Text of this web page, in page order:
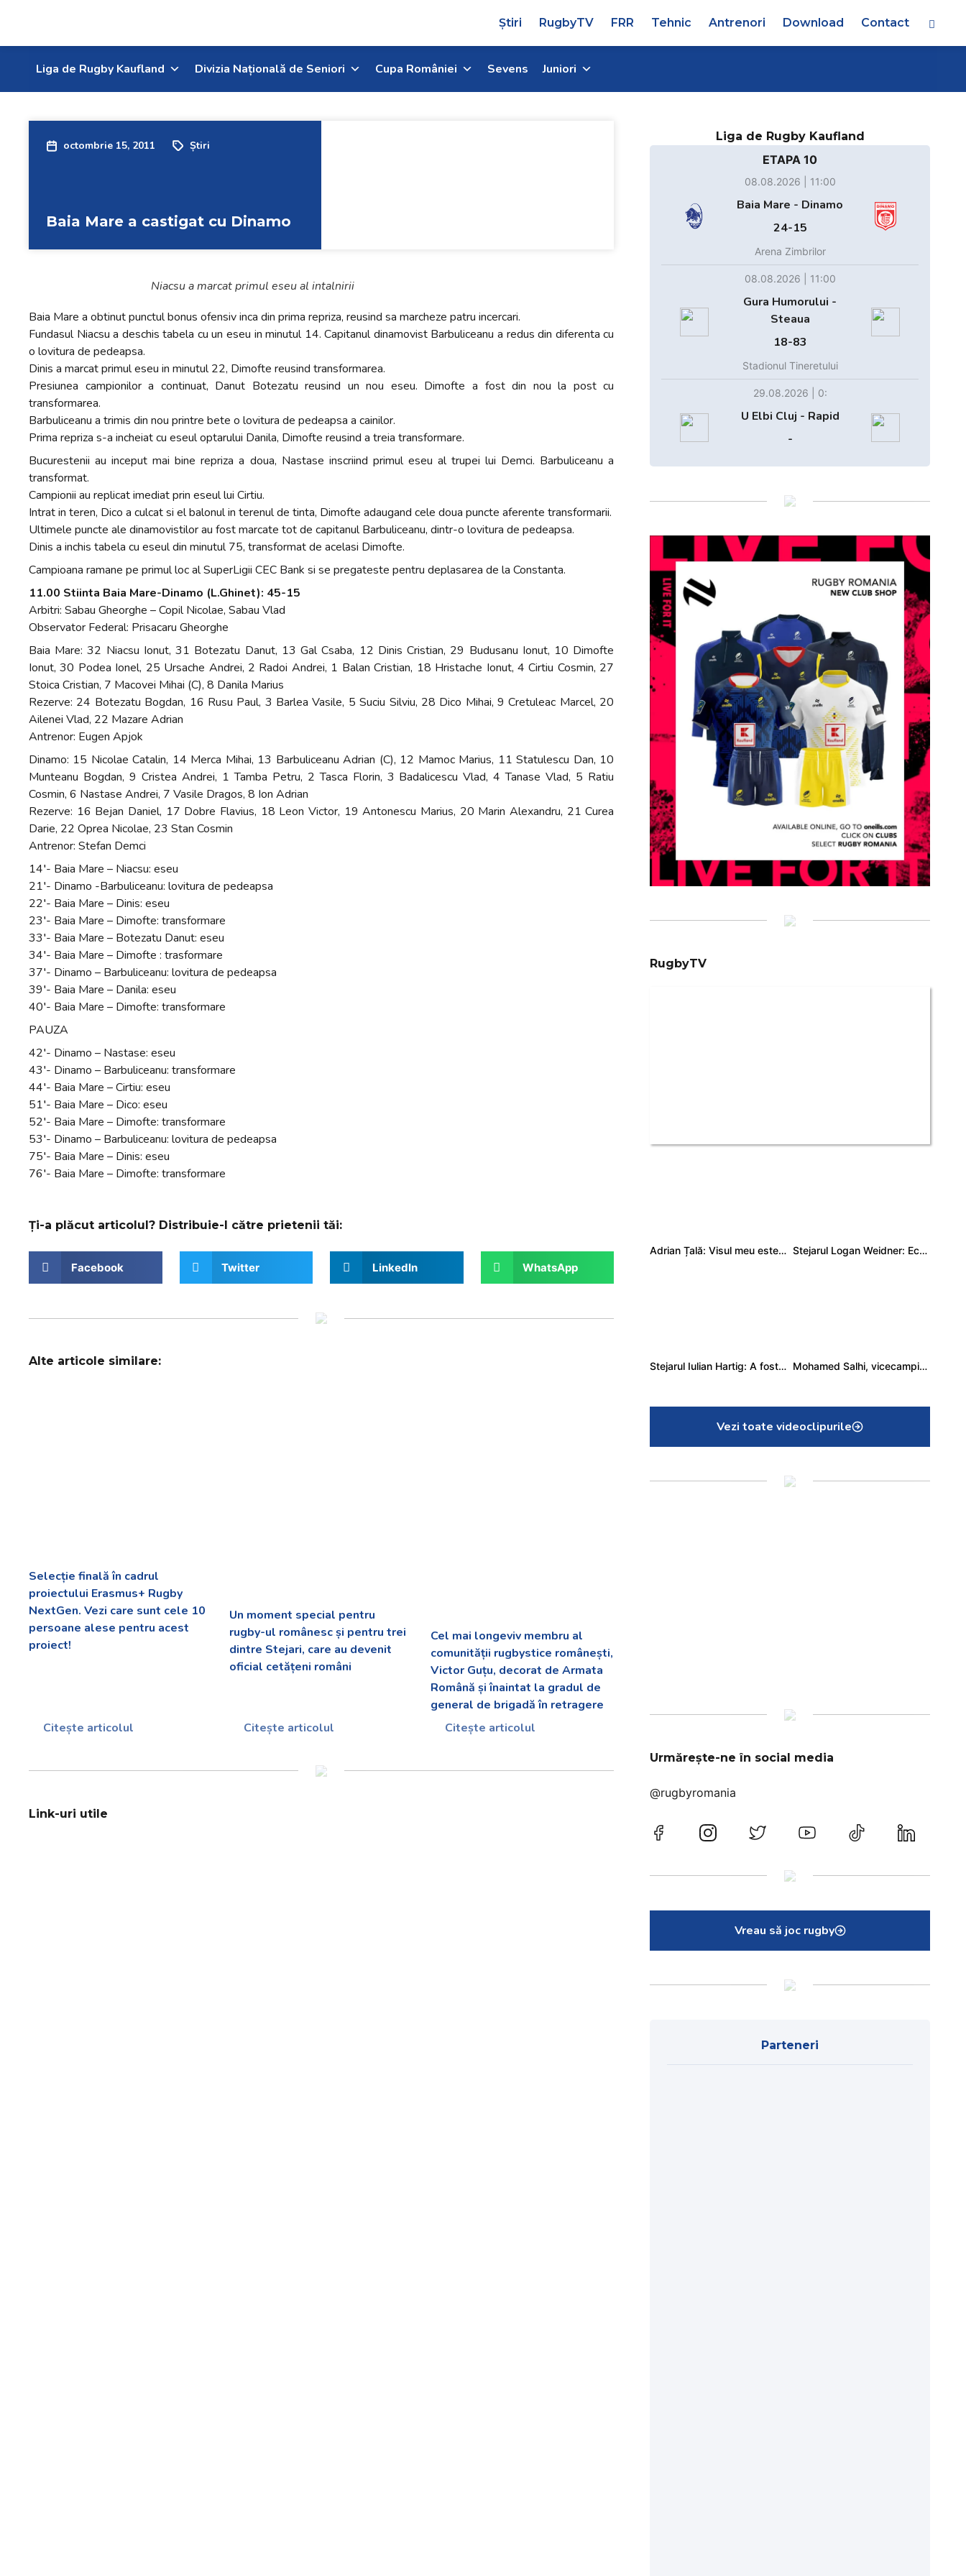
Știri RugbyTV FRR Tehnic Antrenori Download Contact
Liga de Rugby Kaufland Divizia Națională de Seniori Cupa României Sevens Juniori
octombrie 15, 2011 Știri
Baia Mare a castigat cu Dinamo
Niacsu a marcat primul eseu al intalnirii
Baia Mare a obtinut punctul bonus ofensiv inca din prima repriza, reusind sa marcheze patru incercari.
Fundasul Niacsu a deschis tabela cu un eseu in minutul 14. Capitanul dinamovist Barbuliceanu a redus din diferenta cu
o lovitura de pedeapsa.
Dinis a marcat primul eseu in minutul 22, Dimofte reusind transformarea.
Presiunea campionilor a continuat, Danut Botezatu reusind un nou eseu. Dimofte a fost din nou la post cu
transformarea.
Barbuliceanu a trimis din nou printre bete o lovitura de pedeapsa a cainilor.
Prima repriza s-a incheiat cu eseul optarului Danila, Dimofte reusind a treia transformare.
Bucurestenii au inceput mai bine repriza a doua, Nastase inscriind primul eseu al trupei lui Demci. Barbuliceanu a
transformat.
Campionii au replicat imediat prin eseul lui Cirtiu.
Intrat in teren, Dico a culcat si el balonul in terenul de tinta, Dimofte adaugand cele doua puncte aferente transformarii.
Ultimele puncte ale dinamovistilor au fost marcate tot de capitanul Barbuliceanu, dintr-o lovitura de pedeapsa.
Dinis a inchis tabela cu eseul din minutul 75, transformat de acelasi Dimofte.
Campioana ramane pe primul loc al SuperLigii CEC Bank si se pregateste pentru deplasarea de la Constanta.
11.00 Stiinta Baia Mare-Dinamo (L.Ghinet): 45-15
Arbitri: Sabau Gheorghe – Copil Nicolae, Sabau Vlad
Observator Federal: Prisacaru Gheorghe
Baia Mare: 32 Niacsu Ionut, 31 Botezatu Danut, 13 Gal Csaba, 12 Dinis Cristian, 29 Budusanu Ionut, 10 Dimofte
Ionut, 30 Podea Ionel, 25 Ursache Andrei, 2 Radoi Andrei, 1 Balan Cristian, 18 Hristache Ionut, 4 Cirtiu Cosmin, 27
Stoica Cristian, 7 Macovei Mihai (C), 8 Danila Marius
Rezerve: 24 Botezatu Bogdan, 16 Rusu Paul, 3 Barlea Vasile, 5 Suciu Silviu, 28 Dico Mihai, 9 Cretuleac Marcel, 20
Ailenei Vlad, 22 Mazare Adrian
Antrenor: Eugen Apjok
Dinamo: 15 Nicolae Catalin, 14 Merca Mihai, 13 Barbuliceanu Adrian (C), 12 Mamoc Marius, 11 Statulescu Dan, 10
Munteanu Bogdan, 9 Cristea Andrei, 1 Tamba Petru, 2 Tasca Florin, 3 Badalicescu Vlad, 4 Tanase Vlad, 5 Ratiu
Cosmin, 6 Nastase Andrei, 7 Vasile Dragos, 8 Ion Adrian
Rezerve: 16 Bejan Daniel, 17 Dobre Flavius, 18 Leon Victor, 19 Antonescu Marius, 20 Marin Alexandru, 21 Curea
Darie, 22 Oprea Nicolae, 23 Stan Cosmin
Antrenor: Stefan Demci
14′- Baia Mare – Niacsu: eseu
21′- Dinamo -Barbuliceanu: lovitura de pedeapsa
22′- Baia Mare – Dinis: eseu
23′- Baia Mare – Dimofte: transformare
33′- Baia Mare – Botezatu Danut: eseu
34′- Baia Mare – Dimofte : trasformare
37′- Dinamo – Barbuliceanu: lovitura de pedeapsa
39′- Baia Mare – Danila: eseu
40′- Baia Mare – Dimofte: transformare
PAUZA
42′- Dinamo – Nastase: eseu
43′- Dinamo – Barbuliceanu: transformare
44′- Baia Mare – Cirtiu: eseu
51′- Baia Mare – Dico: eseu
52′- Baia Mare – Dimofte: transformare
53′- Dinamo – Barbuliceanu: lovitura de pedeapsa
75′- Baia Mare – Dinis: eseu
76′- Baia Mare – Dimofte: transformare
Ți-a plăcut articolul? Distribuie-l către prietenii tăi:
Facebook Twitter LinkedIn WhatsApp
Alte articole similare:
Selecție finală în cadrul
proiectului Erasmus+ Rugby
NextGen. Vezi care sunt cele 10
persoane alese pentru acest
proiect!
Citește articolul
Un moment special pentru
rugby-ul românesc și pentru trei
dintre Stejari, care au devenit
oficial cetățeni români
Citește articolul
Cel mai longeviv membru al
comunității rugbystice românești,
Victor Guțu, decorat de Armata
Română și înaintat la gradul de
general de brigadă în retragere
Citește articolul
Link-uri utile
Liga de Rugby Kaufland
ETAPA 10
08.08.2026 | 11:00
Baia Mare - Dinamo
24-15
Arena Zimbrilor
08.08.2026 | 11:00
Gura Humorului -
Steaua
18-83
Stadionul Tineretului
29.08.2026 | 0:
U Elbi Cluj - Rapid
-
RugbyTV
Adrian Țală: Visul meu este să debutez pentru România Stejarul Logan Weidner: Echipa a muncit mult, iar asta se va vedea în meciurile de la Nations Cup
Stejarul Iulian Hartig: A fost un turneu care a unit mai mult echipa Mohamed Salhi, vicecampion național juniori I: Rugby-ul te învață să accepți și înfrângerile
Vezi toate videoclipurile
Urmărește-ne în social media
@rugbyromania
Vreau să joc rugby
Parteneri